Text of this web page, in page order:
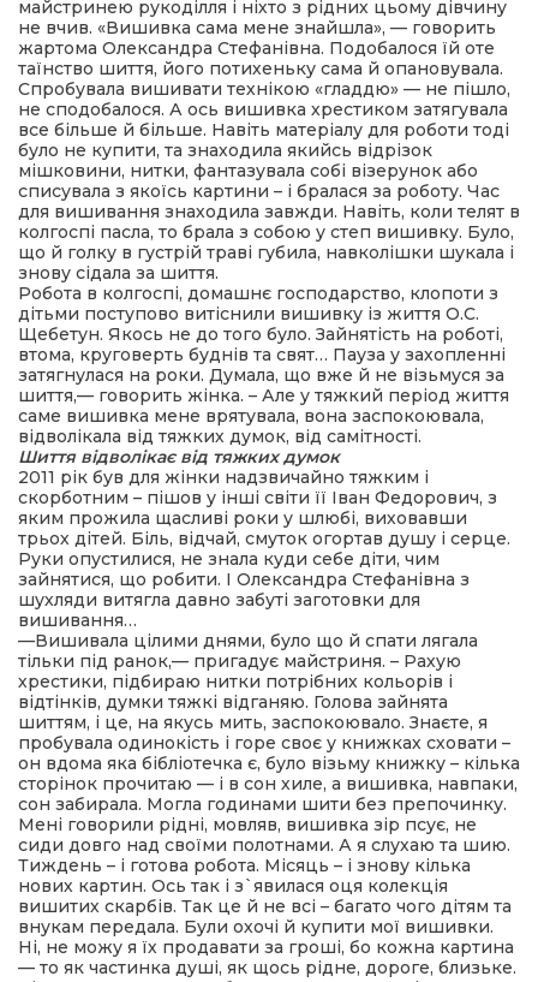
майстринею рукоділля і ніхто з рідних цьому дівчину
не вчив. «Вишивка сама мене знайшла», — говорить
жартома Олександра Стефанівна. Подобалося їй оте
таїнство шиття, його потихеньку сама й опановувала.
Спробувала вишивати технікою «гладдю» — не пішло,
не сподобалося. А ось вишивка хрестиком затягувала
все більше й більше. Навіть матеріалу для роботи тоді
було не купити, та знаходила якийсь відрізок
мішковини, нитки, фантазувала собі візерунок або
списувала з якоїсь картини – і бралася за роботу. Час
для вишивання знаходила завжди. Навіть, коли телят в
колгоспі пасла, то брала з собою у степ вишивку. Було,
що й голку в густрій траві губила, навколішки шукала і
знову сідала за шиття.
Робота в колгоспі, домашнє господарство, клопоти з
дітьми поступово витіснили вишивку із життя О.С.
Щебетун. Якось не до того було. Зайнятість на роботі,
втома, круговерть буднів та свят… Пауза у захопленні
затягнулася на роки. Думала, що вже й не візьмуся за
шиття,— говорить жінка. – Але у тяжкий період життя
саме вишивка мене врятувала, вона заспокоювала,
відволікала від тяжких думок, від самітності.
Шиття відволікає від тяжких думок
2011 рік був для жінки надзвичайно тяжким і
скорботним – пішов у інші світи її Іван Федорович, з
яким прожила щасливі роки у шлюбі, виховавши
трьох дітей. Біль, відчай, смуток огортав душу і серце.
Руки опустилися, не знала куди себе діти, чим
зайнятися, що робити. І Олександра Стефанівна з
шухляди витягла давно забуті заготовки для
вишивання…
—Вишивала цілими днями, було що й спати лягала
тільки під ранок,— пригадує майстриня. – Рахую
хрестики, підбираю нитки потрібних кольорів і
відтінків, думки тяжкі відганяю. Голова зайнята
шиттям, і це, на якусь мить, заспокоювало. Знаєте, я
пробувала одинокість і горе своє у книжках сховати –
он вдома яка бібліотечка є, було візьму книжку – кілька
сторінок прочитаю — і в сон хиле, а вишивка, навпаки,
сон забирала. Могла годинами шити без препочинку.
Мені говорили рідні, мовляв, вишивка зір псує, не
сиди довго над своїми полотнами. А я слухаю та шию.
Тиждень – і готова робота. Місяць – і знову кілька
нових картин. Ось так і з`явилася оця колекція
вишитих скарбів. Так це й не всі – багато чого дітям та
внукам передала. Були охочі й купити мої вишивки.
Ні, не можу я їх продавати за гроші, бо кожна картина
— то як частинка душі, як щось рідне, дороге, близьке.